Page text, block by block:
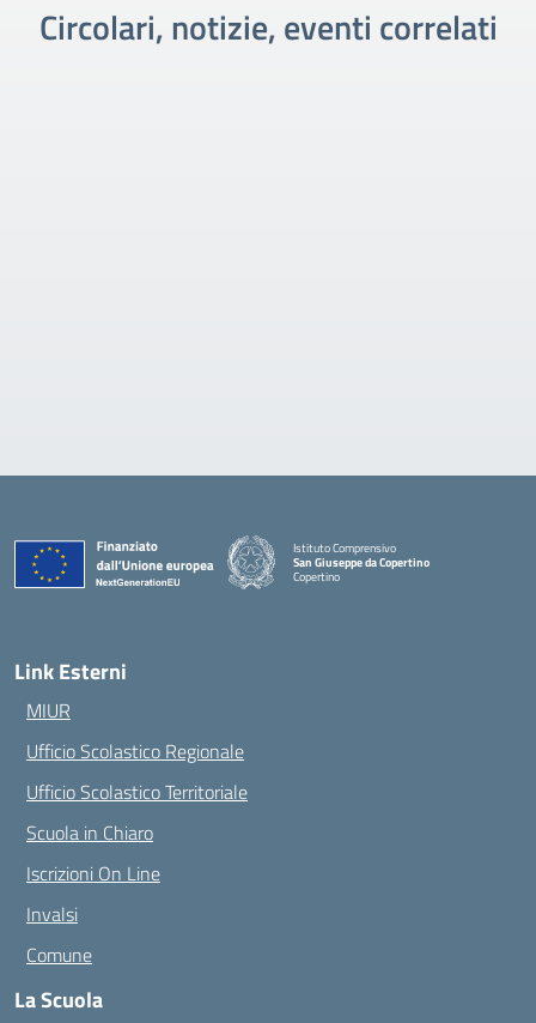
Circolari, notizie, eventi correlati
Istituto Comprensivo
San Giuseppe da Copertino
Copertino
— Visita la pagina iniziale della scuola
Link Esterni
MIUR
Ufficio Scolastico Regionale
Ufficio Scolastico Territoriale
Scuola in Chiaro
Iscrizioni On Line
Invalsi
Comune
La Scuola